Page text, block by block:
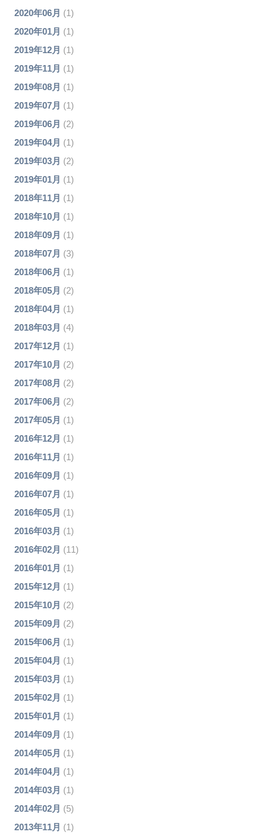
2020年06月 (1)
2020年01月 (1)
2019年12月 (1)
2019年11月 (1)
2019年08月 (1)
2019年07月 (1)
2019年06月 (2)
2019年04月 (1)
2019年03月 (2)
2019年01月 (1)
2018年11月 (1)
2018年10月 (1)
2018年09月 (1)
2018年07月 (3)
2018年06月 (1)
2018年05月 (2)
2018年04月 (1)
2018年03月 (4)
2017年12月 (1)
2017年10月 (2)
2017年08月 (2)
2017年06月 (2)
2017年05月 (1)
2016年12月 (1)
2016年11月 (1)
2016年09月 (1)
2016年07月 (1)
2016年05月 (1)
2016年03月 (1)
2016年02月 (11)
2016年01月 (1)
2015年12月 (1)
2015年10月 (2)
2015年09月 (2)
2015年06月 (1)
2015年04月 (1)
2015年03月 (1)
2015年02月 (1)
2015年01月 (1)
2014年09月 (1)
2014年05月 (1)
2014年04月 (1)
2014年03月 (1)
2014年02月 (5)
2013年11月 (1)